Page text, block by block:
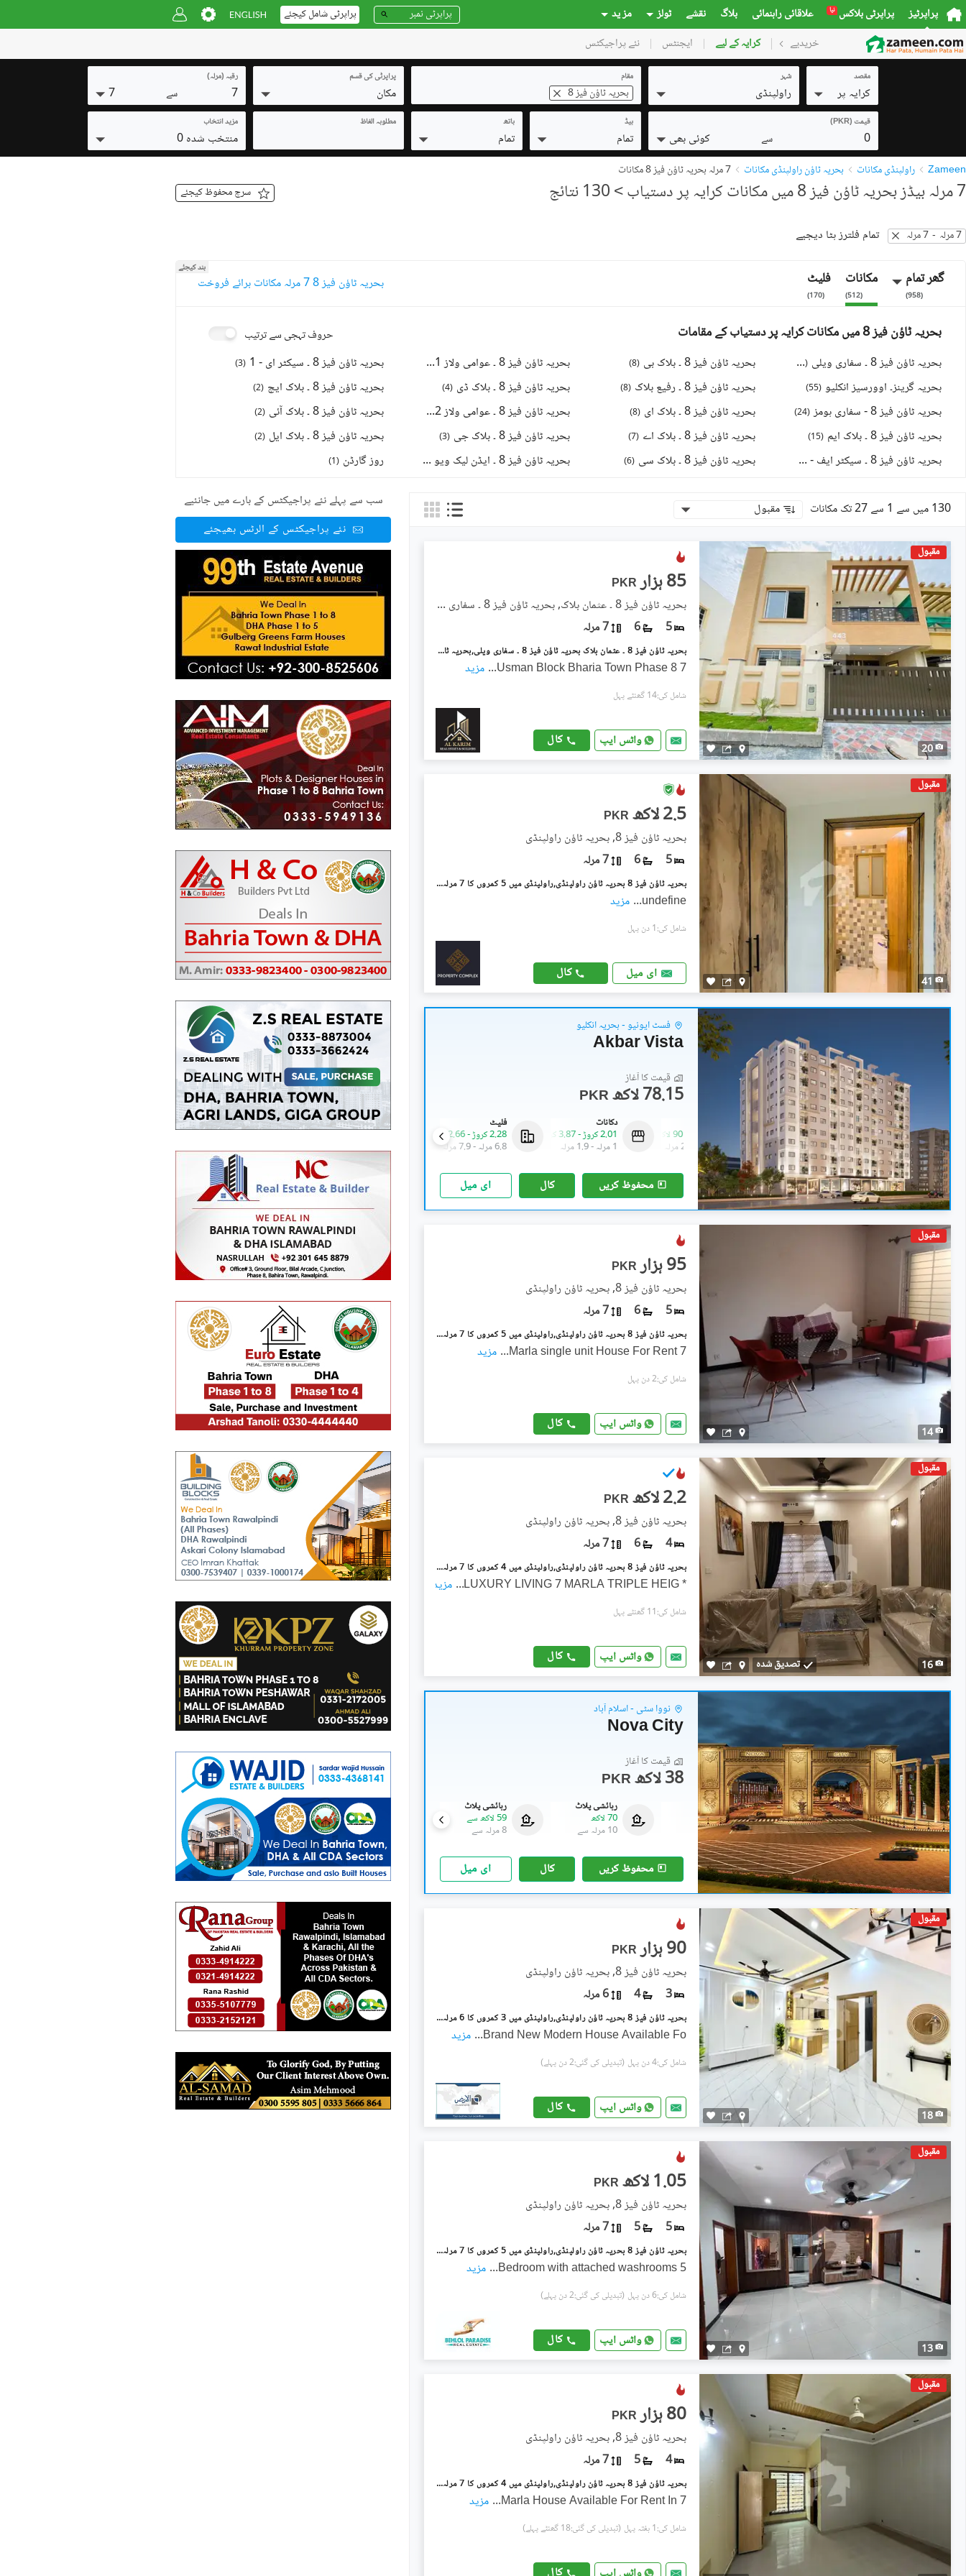
پراپرٹیز پراپرٹی بلاکس نیا علاقائی راہنمائی بلاگ نقشے ٹولز مز ید پراپرٹی شامل کیجئے
خریدیے گھر پلاٹس کمرشل کرایہ کے لیے ایجنٹس نئے پراجیکٹس
مقصد
کرایہ پر
شہر
راولپنڈی
مقام
بحریہ ٹاؤن فیز 8
پراپرٹی کی قسم
مکان
رقبہ (مرلہ)
7 سے 7
قیمت (PKR)
0 سے کوئی بھی
بیڈ
تمام
باتھ
تمام
مطلوبہ الفاظ مزید انتخاب
منتخب شدہ 0
Zameen راولپنڈی مکانات بحریہ ٹاؤن راولپنڈی مکانات 7 مرلہ بحریہ ٹاؤن فیز 8 مکانات
7 مرلہ بیڈز بحریہ ٹاؤن فیز 8 میں مکانات کرایہ پر دستیاب > 130 نتائج سرچ محفوظ کیجئے
7 مرلہ - 7 مرلہ تمام فلترز ہٹا دیجیے
گھر تمام
(
958
)
مکانات
(
512
)
فلیٹ
(
170
)
بحریہ ٹاؤن فیز 8 7 مرلہ مکانات برائے فروخت
بند کیجئے
بحریہ ٹاؤن فیز 8 میں مکانات کرایہ پر دستیاب کے مقامات حروف تہجی سے ترتیب
بحریہ ٹاؤن فیز 8 ۔ سفاری ویلی (
75
بحریہ گرینز۔ اوورسیز انکلیو (
55
)
بحریہ ٹاؤن فیز 8 - سفاری ہومز (
24
)
بحریہ ٹاؤن فیز 8 ۔ بلاک ایم (
15
)
بحریہ ٹاؤن فیز 8 ۔ سیکٹر ایف - 1
بحریہ ٹاؤن فیز 8 ۔ بلاک بی (
8
)
بحریہ ٹاؤن فیز 8 ۔ رفیع بلاک (
8
)
بحریہ ٹاؤن فیز 8 ۔ بلاک ای (
8
)
بحریہ ٹاؤن فیز 8 ۔ بلاک اے (
7
)
بحریہ ٹاؤن فیز 8 ۔ بلاک سی (
6
)
بحریہ ٹاؤن فیز 8 ۔ عوامی ولاز 1
(
6
بحریہ ٹاؤن فیز 8 ۔ بلاک ڈی (
4
)
بحریہ ٹاؤن فیز 8 ۔ عوامی ولاز 2
(
4
بحریہ ٹاؤن فیز 8 ۔ بلاک جی (
3
)
بحریہ ٹاؤن فیز 8 ۔ ایڈن لیک ویو بلاک
بحریہ ٹاؤن فیز 8 ۔ سیکٹر ای - 1 (
3
)
بحریہ ٹاؤن فیز 8 ۔ بلاک ایچ (
2
)
بحریہ ٹاؤن فیز 8 ۔ بلاک آئی (
2
)
بحریہ ٹاؤن فیز 8 ۔ بلاک ایل (
2
)
روز گارڈن (
1
)
130 میں سے 1 سے 27 تک مکانات مقبول
مقبول
20
PKR 85 ہزار
بحریہ ٹاؤن فیز 8 ۔ عثمان بلاک, بحریہ ٹاؤن فیز 8 ۔ سفاری ویلی
5
6 7 مرلہ
بحریہ ٹاؤن فیز 8 ۔ عثمان بلاک بحریہ ٹاؤن فیز 8 ۔ سفاری ویلی,بحریہ ٹاؤن فیز 8,بحریہ ٹاؤن راولپنڈی,راولپنڈی میں 5 کمروں کا 7 مرلہ مکان 85.0 ہزار میں کرایہ پر دستیاب ہے۔
Usman Block Bharia Town Phase 8 7
... مزید
شامل کی:14 گھنٹے پہل
واٹس ایپ کال
مقبول
41
PKR 2.5 لاکھ
بحریہ ٹاؤن فیز 8, بحریہ ٹاؤن راولپنڈی
5
6 7 مرلہ
بحریہ ٹاؤن فیز 8 بحریہ ٹاؤن راولپنڈی,راولپنڈی میں 5 کمروں کا 7 مرلہ مکان 2.5 لاکھ میں کرایہ پر دستیاب ہے۔
undefine
... مزید
شامل کی:1 دن پہل
ای میل کال
فسٹ ایونیو - بحریہ انکلیو
Akbar Vista
قیمت کا آغاز
PKR 78.15 لاکھ
دکانات
1 مرلہ
-1.9 مرلہ
فلیٹ
2.3 مرلہ
-2.7 مرلہ
فلیٹ
2.28 کروڑ
-2.66 کروڑ
6.8 مرلہ
-7.9 مرلہ
دکانات
2.01 کروڑ
-3.87 کروڑ
1 مرلہ
-1.9 مرلہ
90 لاکھ
2.3 مرلہ
- 2.7 مرلہ
محفوظ کریں کال ای میل
مقبول
14
PKR 95 ہزار
بحریہ ٹاؤن فیز 8, بحریہ ٹاؤن راولپنڈی
5
6 7 مرلہ
بحریہ ٹاؤن فیز 8 بحریہ ٹاؤن راولپنڈی,راولپنڈی میں 5 کمروں کا 7 مرلہ مکان 95.0 ہزار میں کرایہ پر دستیاب ہے۔
7 Marla single unit House For Rent
... مزید
شامل کی:2 دن پہل
واٹس ایپ کال
مقبول
16 تصدیق شدہ
PKR 2.2 لاکھ
بحریہ ٹاؤن فیز 8, بحریہ ٹاؤن راولپنڈی
4
6 7 مرلہ
بحریہ ٹاؤن فیز 8 بحریہ ٹاؤن راولپنڈی,راولپنڈی میں 4 کمروں کا 7 مرلہ مکان 2.2 لاکھ میں کرایہ پر دستیاب ہے۔
* LUXURY LIVING 7 MARLA TRIPLE HEIG
... مزید
شامل کی:11 گھنٹے پہل
واٹس ایپ کال
نووا سٹی - اسلام آباد
Nova City
قیمت کا آغاز
PKR 38 لاکھ
رہائشی پلاٹ
70 لاکھ
10 مرلہ
سے
رہائشی پلاٹ
سے
رہائشی پلاٹ
59 لاکھ
سے
8 مرلہ
سے
رہائشی پلاٹ
70 لاکھ
10 مرلہ
سے
رہائشی پلاٹ
38 لاکھ
5 مرلہ
سے
محفوظ کریں کال ای میل
مقبول
18
PKR 90 ہزار
بحریہ ٹاؤن فیز 8, بحریہ ٹاؤن راولپنڈی
3
4 6 مرلہ
بحریہ ٹاؤن فیز 8 بحریہ ٹاؤن راولپنڈی,راولپنڈی میں 3 کمروں کا 6 مرلہ مکان 90.0 ہزار میں کرایہ پر دستیاب ہے۔
Brand New Modern House Available Fo
... مزید
شامل کی:4 دن پہل (تبدیلی کی گئی:2 دن پہلے)
واٹس ایپ کال
مقبول
13
PKR 1.05 لاکھ
بحریہ ٹاؤن فیز 8, بحریہ ٹاؤن راولپنڈی
5
5 7 مرلہ
بحریہ ٹاؤن فیز 8 بحریہ ٹاؤن راولپنڈی,راولپنڈی میں 5 کمروں کا 7 مرلہ مکان 1.05 لاکھ میں کرایہ پر دستیاب ہے۔
5 Bedroom with attached washrooms
... مزید
شامل کی:6 دن پہل (تبدیلی کی گئی:2 دن پہلے)
واٹس ایپ کال
مقبول
PKR 80 ہزار
بحریہ ٹاؤن فیز 8, بحریہ ٹاؤن راولپنڈی
4
5 7 مرلہ
بحریہ ٹاؤن فیز 8 بحریہ ٹاؤن راولپنڈی,راولپنڈی میں 4 کمروں کا 7 مرلہ مکان 80.0 ہزار میں کرایہ پر دستیاب ہے۔
7 Marla House Available For Rent In
... مزید
شامل کی:1 ہفتہ پہل (تبدیلی کی گئی:18 گھنٹے پہلے)
سب سے پہلے نئے پراجیکٹس کے بارے میں جانئیے
نئے پراجیکٹس کے الرٹس بھیجئے